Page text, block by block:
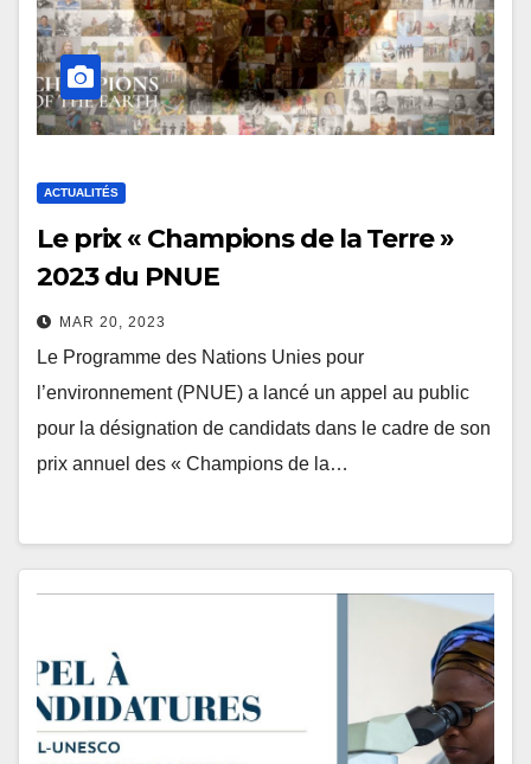
ACTUALITÉS
Le prix « Champions de la Terre »
2023 du PNUE
MAR 20, 2023
Le Programme des Nations Unies pour
l’environnement (PNUE) a lancé un appel au public
pour la désignation de candidats dans le cadre de son
prix annuel des « Champions de la…